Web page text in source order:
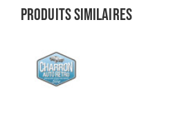
Produits similaires